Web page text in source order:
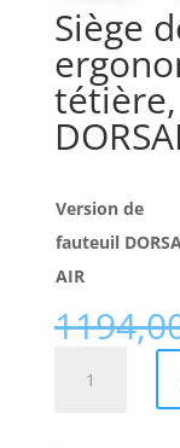
Siège
Version de
fauteuil
AIR